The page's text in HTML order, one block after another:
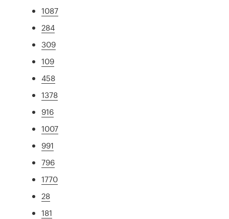
1087
284
309
109
458
1378
916
1007
991
796
1770
28
181